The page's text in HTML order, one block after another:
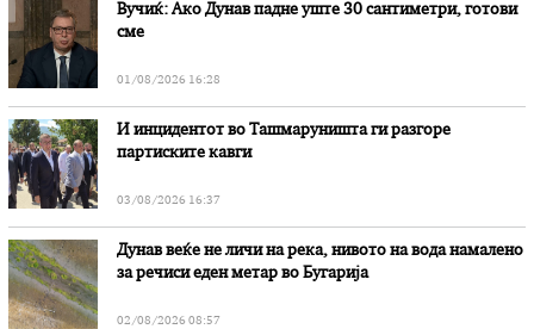
Вучиќ: Ако Дунав падне уште 30 сантиметри, готови
сме
01/08/2026 16:28
И инцидентот во Ташмаруништa ги разгоре
партиските кавги
03/08/2026 16:37
Дунав веќе не личи на река, нивото на вода намалено
за речиси еден метар во Бугарија
02/08/2026 08:57